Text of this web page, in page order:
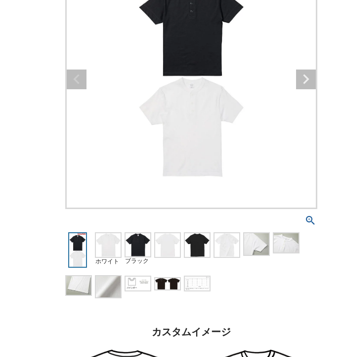
ホワイト ブラック
カスタムイメージ